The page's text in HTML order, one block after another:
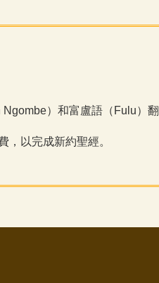
）和富盧語（Fulu）翻
，以完成新約聖經。